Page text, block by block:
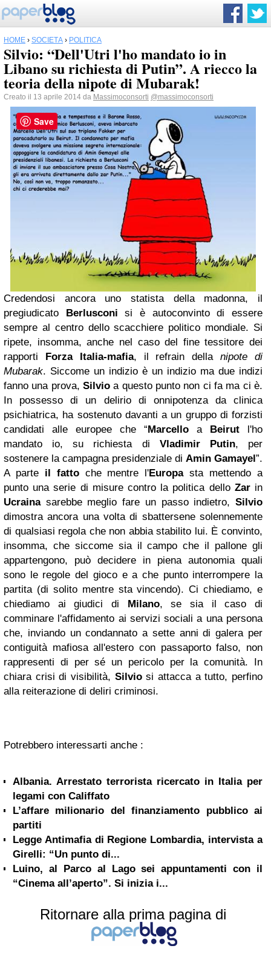
HOME › SOCIETÀ › POLITICA
Silvio: “Dell'Utri l'ho mandato io in
Libano su richiesta di Putin”. A riecco la
teoria della nipote di Mubarak!
Creato il 13 aprile 2014 da Massimoconsorti @massimoconsorti
Credendosi ancora uno statista della madonna, il
pregiudicato Berlusconisi è autoconvinto di essere
sempre al centro dello scacchiere politico mondiale. Si
ripete, insomma, anche nel caso del fine tessitore dei
rapporti Forza Italia-mafia, il refrain dellanipote di
Mubarak. Siccome un indizio è un indizio ma due indizi
fanno una prova, Silvioa questo punto non ci fa ma ci è.
In possesso di un delirio di onnipotenza da clinica
psichiatrica, ha sostenuto davanti a un gruppo di forzisti
candidati alle europee che “Marcello a Beirut
l'ho
mandato io, su richiesta di Vladimir Putin, per
sostenere la campagna presidenziale di Amin Gamayel”.
A parte il fattoche mentre l'Europasta mettendo a
punto una serie di misure contro la politica dello Zar in
Ucraina sarebbe meglio fare un passo indietro,Silvio
dimostra ancora una volta di sbattersene solennemente
di qualsiasi regola che non abbia stabilito lui. È convinto,
insomma, che siccome sia il campo che il pallone gli
appartengono, può decidere in piena autonomia quali
sono le regole del gioco e a che punto interrompere la
partita (di solito mentre sta vincendo). Ci chiediamo, e
chiediamo ai giudici di Milano, se sia il caso di
comminare l'affidamento ai servizi sociali a una persona
che, inviando un condannato a sette anni di galera per
contiguità mafiosa all'estero con passaporto falso, non
rappresenti di per sé un pericolo per la comunità. In
chiara crisi di visibilità, Silviosi attacca a tutto, perfino
alla reiterazione di deliri criminosi.
Potrebbero interessarti anche :
Albania. Arrestato terrorista ricercato in Italia per
legami con Califfato
L’affare milionario del finanziamento pubblico ai
partiti
Legge Antimafia di Regione Lombardia, intervista a
Girelli: “Un punto di...
Luino, al Parco al Lago sei appuntamenti con il
“Cinema all’aperto”. Si inizia i...
Ritornare alla prima pagina di
Save